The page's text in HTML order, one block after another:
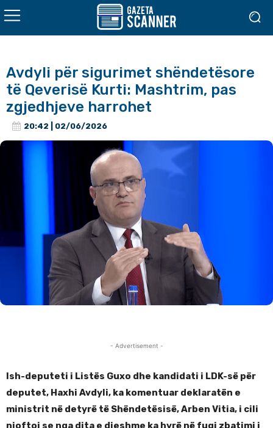
Avdyli për sigurimet shëndetësore
të Qeverisë Kurti: Mashtrim, pas
zgjedhjeve harrohet
20:42 | 02/06/2026
- Advertisement -
Ish-deputeti i Listës Guxo dhe kandidati i LDK-së për
deputet, Haxhi Avdyli, ka komentuar deklaratën e
ministrit në detyrë të Shëndetësisë, Arben Vitia, i cili
njoftoi se nga dita e djeshme ka hyrë në fuqi zbatimi i